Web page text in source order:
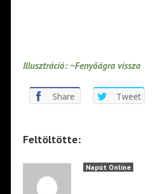
Illusztráció: ~Fenyőágra vissza
Share Tweet
Feltöltötte:
Napút Online